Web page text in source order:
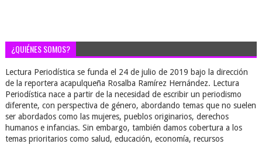
¿QUIÉNES SOMOS?
Lectura Periodística se funda el 24 de julio de 2019 bajo la dirección
de la reportera acapulqueña Rosalba Ramírez Hernández. Lectura
Periodística nace a partir de la necesidad de escribir un periodismo
diferente, con perspectiva de género, abordando temas que no suelen
ser abordados como las mujeres, pueblos originarios, derechos
humanos e infancias. Sin embargo, también damos cobertura a los
temas prioritarios como salud, educación, economía, recursos